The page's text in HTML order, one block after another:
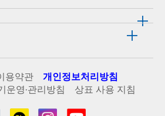
용약관
개인정보처리방침
운영·관리방침
상표 사용 지침